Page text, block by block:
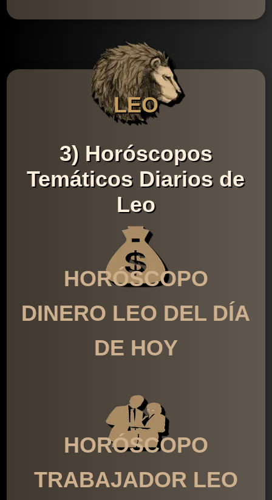
LEO
3) Horóscopos
Temáticos Diarios de
Leo
HORÓSCOPO
DINERO LEO DEL DÍA
DE HOY
HORÓSCOPO
TRABAJADOR LEO